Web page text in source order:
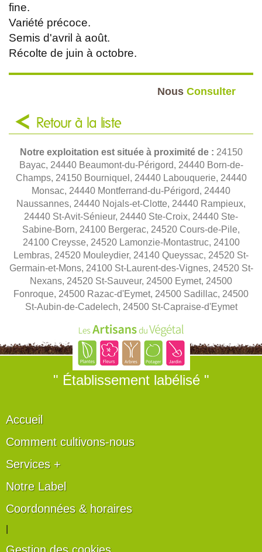
fine.
Variété précoce.
Semis d'avril à août.
Récolte de juin à octobre.
Nous Consulter
Retour à la liste
Notre exploitation est située à proximité de : 24150
Bayac, 24440 Beaumont-du-Périgord, 24440 Born-de-
Champs, 24150 Bourniquel, 24440 Labouquerie, 24440
Monsac, 24440 Montferrand-du-Périgord, 24440
Naussannes, 24440 Nojals-et-Clotte, 24440 Rampieux,
24440 St-Avit-Sénieur, 24440 Ste-Croix, 24440 Ste-
Sabine-Born, 24100 Bergerac, 24520 Cours-de-Pile,
24100 Creysse, 24520 Lamonzie-Montastruc, 24100
Lembras, 24520 Mouleydier, 24140 Queyssac, 24520 St-
Germain-et-Mons, 24100 St-Laurent-des-Vignes, 24520 St-
Nexans, 24520 St-Sauveur, 24500 Eymet, 24500
Fonroque, 24500 Razac-d'Eymet, 24500 Sadillac, 24500
St-Aubin-de-Cadelech, 24500 St-Capraise-d'Eymet
" Établissement labélisé "
Accueil
Comment cultivons-nous
Services +
Notre Label
Coordonnées & horaires